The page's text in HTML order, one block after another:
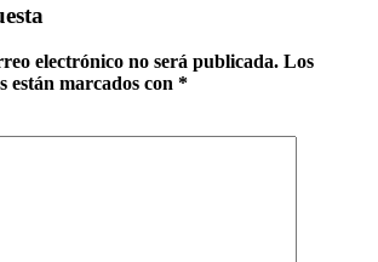
electrónico no será publicada. Los
están marcados con *